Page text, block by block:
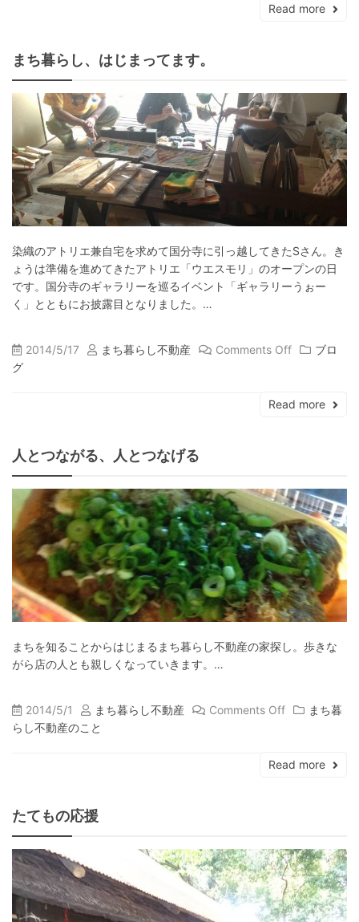
Read more
まち暮らし、はじまってます。
染織のアトリエ兼自宅を求めて国分寺に引っ越してきたSさん。き
ょうは準備を進めてきたアトリエ「ウエスモリ」のオープンの日
です。国分寺のギャラリーを巡るイベント「ギャラリーうぉー
く」とともにお披露目となりました。…
2014/5/17 まち暮らし不動産 Comments Off
ブロ
グ
Read more
人とつながる、人とつなげる
まちを知ることからはじまるまち暮らし不動産の家探し。歩きな
がら店の人とも親しくなっていきます。…
2014/5/1 まち暮らし不動産 Comments Off
まち暮
らし不動産のこと
Read more
たてもの応援